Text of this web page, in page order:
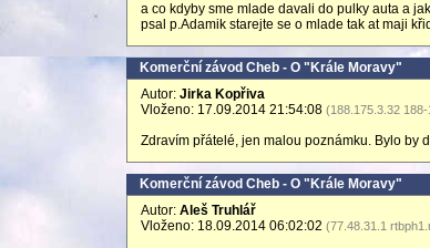
a co kdyby sme mlade davali do pulky auta a
psal p.Adamik starejte se o mlade tak at maji
Komerční závod Cheb - O "Krále Moravy"
Autor: Jirka Kopřiva
Vloženo: 17.09.2014 21:54:08 (188.175.3.32
Zdravím přátelé, jen malou poznámku. Bylo by
Komerční závod Cheb - O "Krále Moravy"
Autor: Aleš Truhlář
Vloženo: 18.09.2014 06:02:02 (77.48.31.1